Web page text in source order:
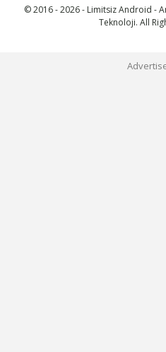
© 2016 - 2026 - Limitsiz Android -
Teknoloji. All